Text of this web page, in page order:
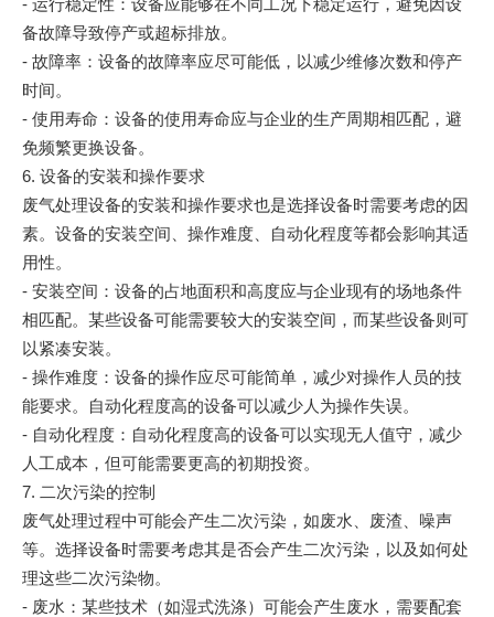
备故障导致停产或超标排放。
- 故障率：设备的故障率应尽可能低，以减少维修次数和停产
时间。
- 使用寿命：设备的使用寿命应与企业的生产周期相匹配，避
免频繁更换设备。
6. 设备的安装和操作要求
废气处理设备的安装和操作要求也是选择设备时需要考虑的因
素。设备的安装空间、操作难度、自动化程度等都会影响其适
用性。
- 安装空间：设备的占地面积和高度应与企业现有的场地条件
相匹配。某些设备可能需要较大的安装空间，而某些设备则可
以紧凑安装。
- 操作难度：设备的操作应尽可能简单，减少对操作人员的技
能要求。自动化程度高的设备可以减少人为操作失误。
- 自动化程度：自动化程度高的设备可以实现无人值守，减少
人工成本，但可能需要更高的初期投资。
7. 二次污染的控制
废气处理过程中可能会产生二次污染，如废水、废渣、噪声
等。选择设备时需要考虑其是否会产生二次污染，以及如何处
理这些二次污染物。
- 废水：某些技术（如湿式洗涤）可能会产生废水，需要配套